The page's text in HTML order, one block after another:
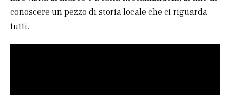
conoscere un pezzo di storia locale che ci riguarda
tutti.